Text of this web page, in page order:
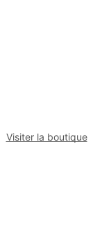
Visiter la boutique